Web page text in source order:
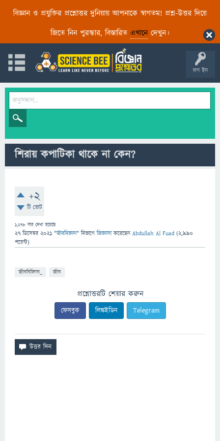
বিজ্ঞান ও প্রযুক্তির প্রশ্নোত্তর দুনিয়ায় আপনাকে স্বাগতম! প্রশ্ন-উত্তর দিয়ে
জিতে নিন পুরস্কার, বিস্তারিত এখানেদেখুন।
লগ ইন
শিরায় কপাটিকা থাকে না কেন?
+2
টি ভোট
1,278 বার দেখা হয়েছে
27 ডিসেম্বর 2021 "জীববিজ্ঞান" বিভাগে জিজ্ঞাসাকরেছেনAbdullah Al Fuad (2,990
পয়েন্ট)
জীববিজ্ঞািব_ জীব
প্রশ্নোত্তরটি শেয়ার করুন
ফেসবুক লিঙ্কইডিন Telegram